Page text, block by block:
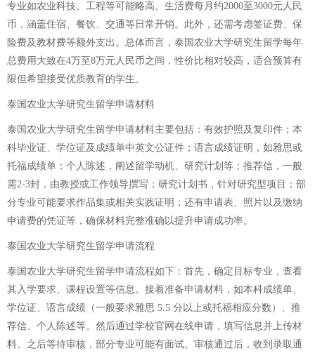
专业如农业科技、工程等可能略高。生活费每月约2000至3000元人民
币，涵盖住宿、餐饮、交通等日常开销。此外，还需考虑签证费、保
险费及教材费等额外支出。总体而言，泰国农业大学研究生留学每年
总费用大致在4万至8万元人民币之间，性价比相对较高，适合预算有
限但希望接受优质教育的学生。
泰国农业大学研究生留学申请材料
泰国农业大学研究生留学申请材料主要包括：有效护照及复印件；本
科毕业证、学位证及成绩单中英文公证件；语言成绩证明，如雅思或
托福成绩单；个人陈述，阐述留学动机、研究计划等；推荐信，一般
需2-3封，由教授或工作领导撰写；研究计划书，针对研究型项目；部
分专业可能要求作品集或相关实践证明；还有申请表、照片以及缴纳
申请费的凭证等，确保材料完整准确以提升申请成功率。
泰国农业大学研究生留学申请流程
泰国农业大学研究生留学申请流程如下：首先，确定目标专业，查看
其入学要求、课程设置等信息。接着准备申请材料，如本科成绩单、
学位证、语言成绩（一般要求雅思 5.5 分以上或托福相应分数）、推
荐信、个人陈述等。然后通过学校官网在线申请，填写信息并上传材
料。之后等待审核，部分专业可能有面试。审核通过后，收到录取通